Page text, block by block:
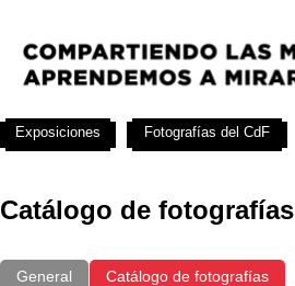
Catálogo de fotografías
General Catálogo de fotografías
Exposiciones Fotografías del CdF